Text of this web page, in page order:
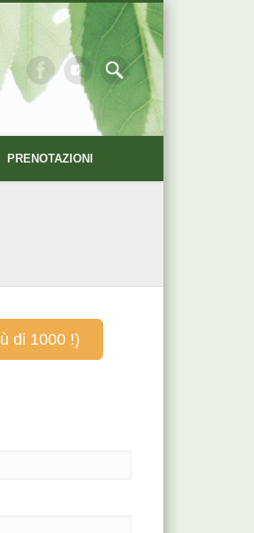
PRENOTAZIONI
di 1000 !)